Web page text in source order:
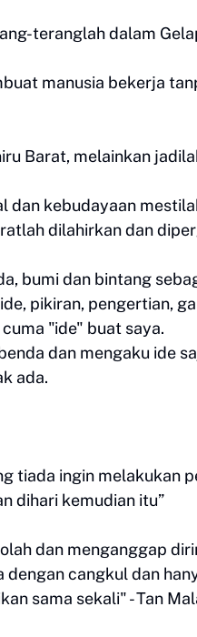
teranglah dalam
manusia bekerja
Barat, melainkan
dan kebudayaan
dilahirkan dan
bumi dan bintang
pikiran, pengertian,
"ide" buat saya.
dan mengaku ide
ada.
tiada ingin melakukan
dihari kemudian itu”
dan menganggap
cangkul dan
sama sekali" - Tan